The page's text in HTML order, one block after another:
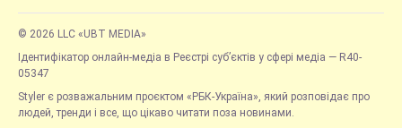
© 2026 LLC «UBT MEDIA»
Ідентифікатор онлайн-медіа в Реєстрі суб’єктів у сфері медіа — R40-
05347
Styler є розважальним проєктом «РБК-Україна», який розповідає про
людей, тренди і все, що цікаво читати поза новинами.